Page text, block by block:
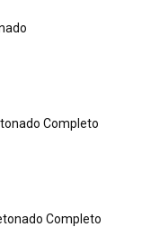
Completo
Completo